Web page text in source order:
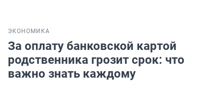
ЭКОНОМИКА
За оплату банковской картой
родственника грозит срок: что
важно знать каждому